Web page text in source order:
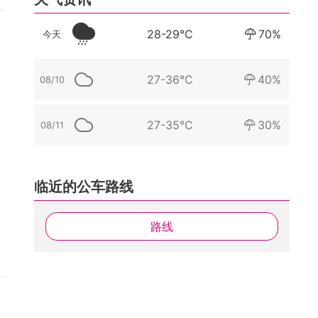
今天 28-29°C 70%
08/10 27-36°C 40%
08/11 27-35°C 30%
临近的公车路线
路线